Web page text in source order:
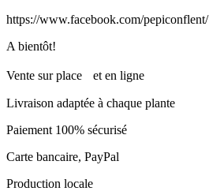
https://www.facebook.com/pepiconflent/
A bientôt!
Vente sur place et en ligne
Livraison adaptée à chaque plante
Paiement 100% sécurisé
Carte bancaire, PayPal
Production locale